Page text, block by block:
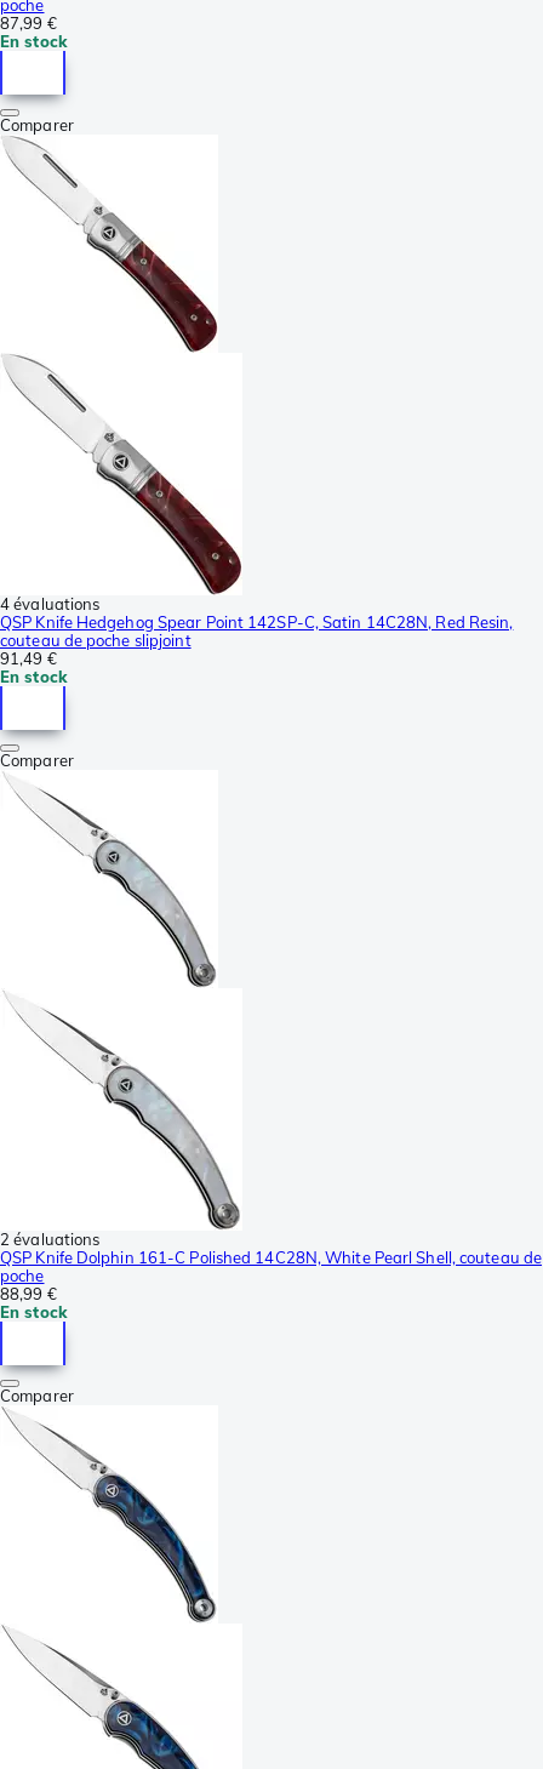
poche
87,99 €
En stock
Comparer
4 évaluations
QSP Knife Hedgehog Spear Point 142SP-C, Satin 14C28N, Red Resin,
couteau de poche slipjoint
91,49 €
En stock
Comparer
2 évaluations
QSP Knife Dolphin 161-C Polished 14C28N, White Pearl Shell, couteau de
poche
88,99 €
En stock
Comparer